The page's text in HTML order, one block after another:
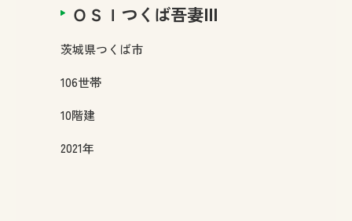
ＯＳＩつくば吾妻Ⅲ
茨城県つくば市
106世帯
10階建
2021年